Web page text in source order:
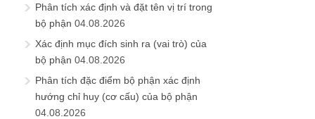
Phân tích xác định và đặt tên vị trí trong
bộ phận 04.08.2026
Xác định mục đích sinh ra (vai trò) của
bộ phận 04.08.2026
Phân tích đặc điểm bộ phận xác định
hướng chỉ huy (cơ cấu) của bộ phận
04.08.2026